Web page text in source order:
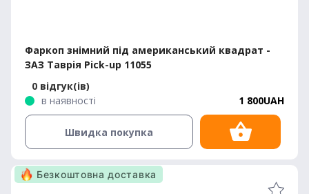
Фаркоп знімний під американський квадрат -
ЗАЗ Таврія Pick-up 11055
0 відгук(ів)
в наявності
1 800UAH
Швидка покупка
Безкоштовна доставка